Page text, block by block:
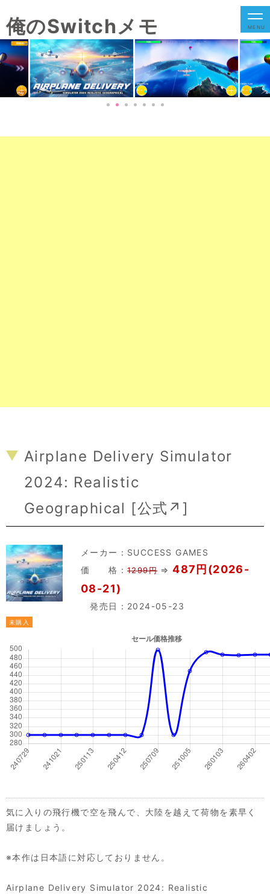
俺のSwitchメモ MENU
Airplane Delivery Simulator
2024: Realistic
Geographical [公式↗ ]
メーカー： SUCCESS GAMES
価 格： 1299円 ⇒487円(2026-
08-21)
発売日：2024-05-23
未購入
気に入りの飛行機で空を飛んで、大陸を越えて荷物を素早く
届けましょう。
※本作は日本語に対応しておりません。
Airplane Delivery Simulator 2024: Realistic